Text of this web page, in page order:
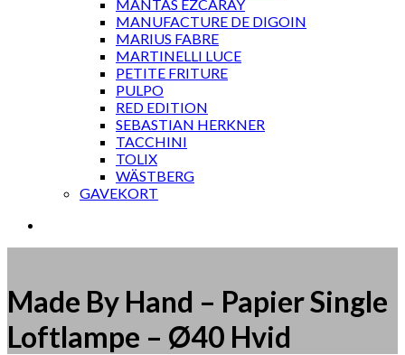
MANTAS EZCARAY
MANUFACTURE DE DIGOIN
MARIUS FABRE
MARTINELLI LUCE
PETITE FRITURE
PULPO
RED EDITION
SEBASTIAN HERKNER
TACCHINI
TOLIX
WÄSTBERG
GAVEKORT
Made By Hand – Papier Single
Loftlampe – Ø40 Hvid